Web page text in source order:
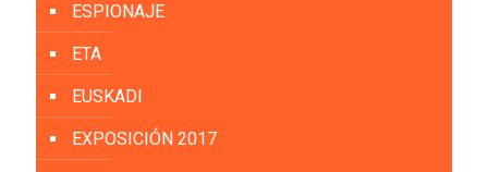
ESPIONAJE
ETA
EUSKADI
EXPOSICIÓN 2017